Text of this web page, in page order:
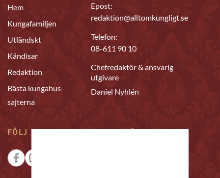
Hem
Kungafamiljen
Utländskt
Kändisar
Redaktion
Bästa kungahus-
sajterna
Epost:
redaktion@alltomkungligt.se
Telefon:
08-611 90 10
Chefredaktör & ansvarig
utgivare
Daniel Nyhlén
FÖLJ OSS